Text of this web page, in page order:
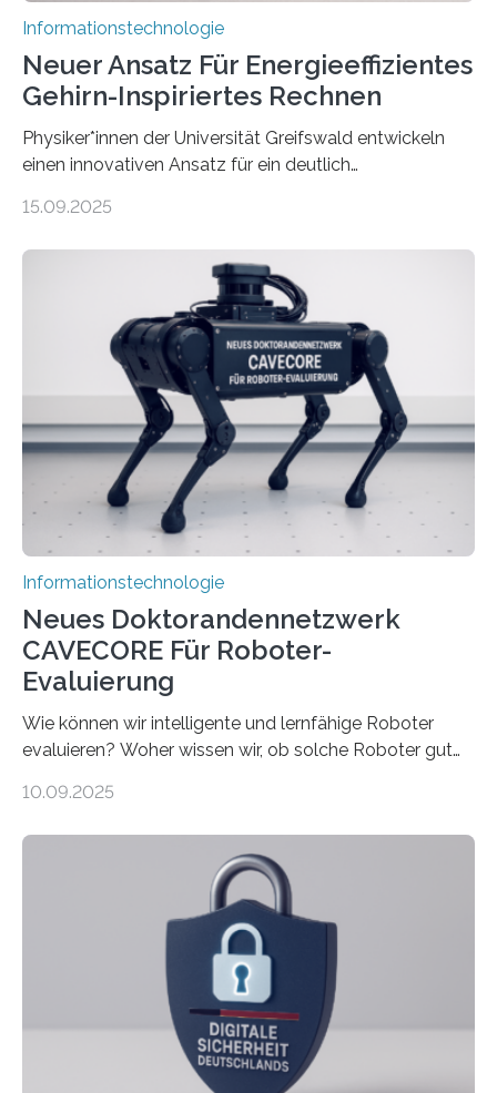
Informationstechnologie
Neuer Ansatz Für Energieeffizientes
Gehirn-Inspiriertes Rechnen
Physiker*innen der Universität Greifswald entwickeln
einen innovativen Ansatz für ein deutlich
Lösungsweg ist inspiriert vom menschlichen Gehirn. Die
stellt die heutige Computertechnik vor
Herausforderungen. Herkömmliche Silizium-
Prozessoren stoßen an ihre Grenzen: Sie verbrauchen
viel Energie, die Speicher- und Verarbeitungseinheiten
sind voneinander getrennt und die Datenübertragung
bremst komplexe Anwendungen aus. Da KI-Modelle
immer größer werden und riesige Datenmengen
verarbeiten müssen, steigt der Bedarf an neuen
Rechenarchitekturen. Neben Quantencomputern
rücken dabei insbesondere…
15.09.2025
Informationstechnologie
Neues Doktorandennetzwerk
CAVECORE Für Roboter-
Evaluierung
Wie können wir intelligente und lernfähige Roboter
evaluieren? Woher wissen wir, ob solche Roboter gut
sich CAVECORE – ein neues Marie Skłodowska-Curie
koordiniert wird. Ab dem 1. September werden sich
über einen Zeitraum von vier Jahren insgesamt 15
Promovierende im Rahmen von CAVECORE mit
kognitiven Robotern beschäftigen – also mit Robotern,
die mittels Sensoren ihre Umgebung erfassen,
Informationen verarbeiten und häufig auch mit…
10.09.2025